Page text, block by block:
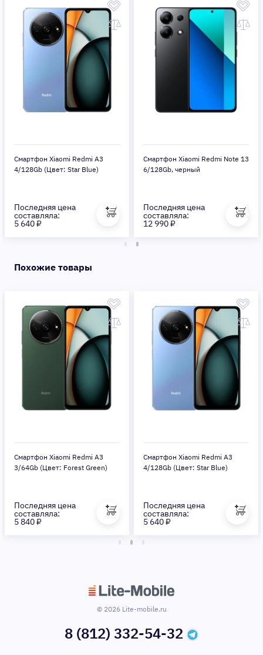
Смартфон Xiaomi Redmi A3
4/128Gb (Цвет: Star Blue)
Последняя цена
составляла:
5 640 ₽
Смартфон Xiaomi Redmi Note 13
6/128Gb, черный
Последняя цена
составляла:
12 990 ₽
Похожие товары
Смартфон Xiaomi Redmi A3
3/64Gb (Цвет: Forest Green)
Последняя цена
составляла:
5 840 ₽
Смартфон Xiaomi Redmi A3
4/128Gb (Цвет: Star Blue)
Последняя цена
составляла:
5 640 ₽
© 2026 Lite-mobile.ru
8 (812) 332-54-32